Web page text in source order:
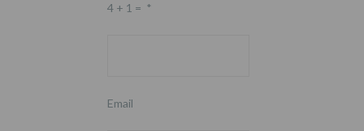
4 + 1 = *
Email